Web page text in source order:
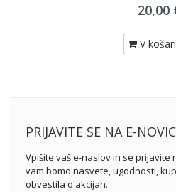
20,00
V
PRIJAVITE SE NA E-
Vpišite vaš e-naslov in se prijavite
vam bomo nasvete, ugodnosti,
obvestila o akcijah.